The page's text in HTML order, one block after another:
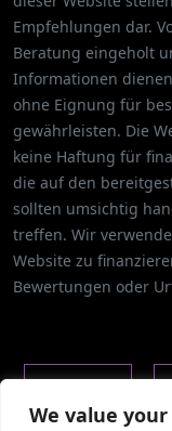
We value
Empfehlungen dar.
Beratung eingeholt
Informationen
ohne Eignung für
gewährleisten. Die
keine Haftung für
die auf den
sollten umsichtig
treffen. Wir
Website zu
Bewertungen oder